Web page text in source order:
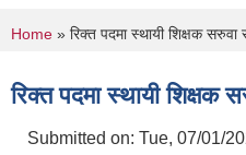
You are here
Home » रिक्त पदमा स्थायी शिक्षक सरुवा
रिक्त पदमा स्थायी शिक्षक
Submitted on: Tue, 07/01/